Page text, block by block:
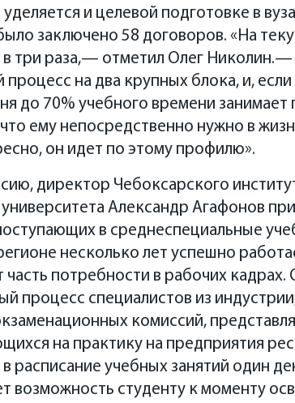
и целевой подготовке в
заключено 58 договоров. «На
три раза,— отметил Олег Николин.—
процесс на два крупных блока, и,
до 70% учебного времени занимает
ему непосредственно нужно в
он идет по этому профилю».
директор Чебоксарского
Александр Агафонов
в среднеспециальные
несколько лет успешно
часть потребности в рабочих
процесс специалистов из
комиссий,
на практику на предприятия
расписание учебных занятий один
возможность студенту к моменту